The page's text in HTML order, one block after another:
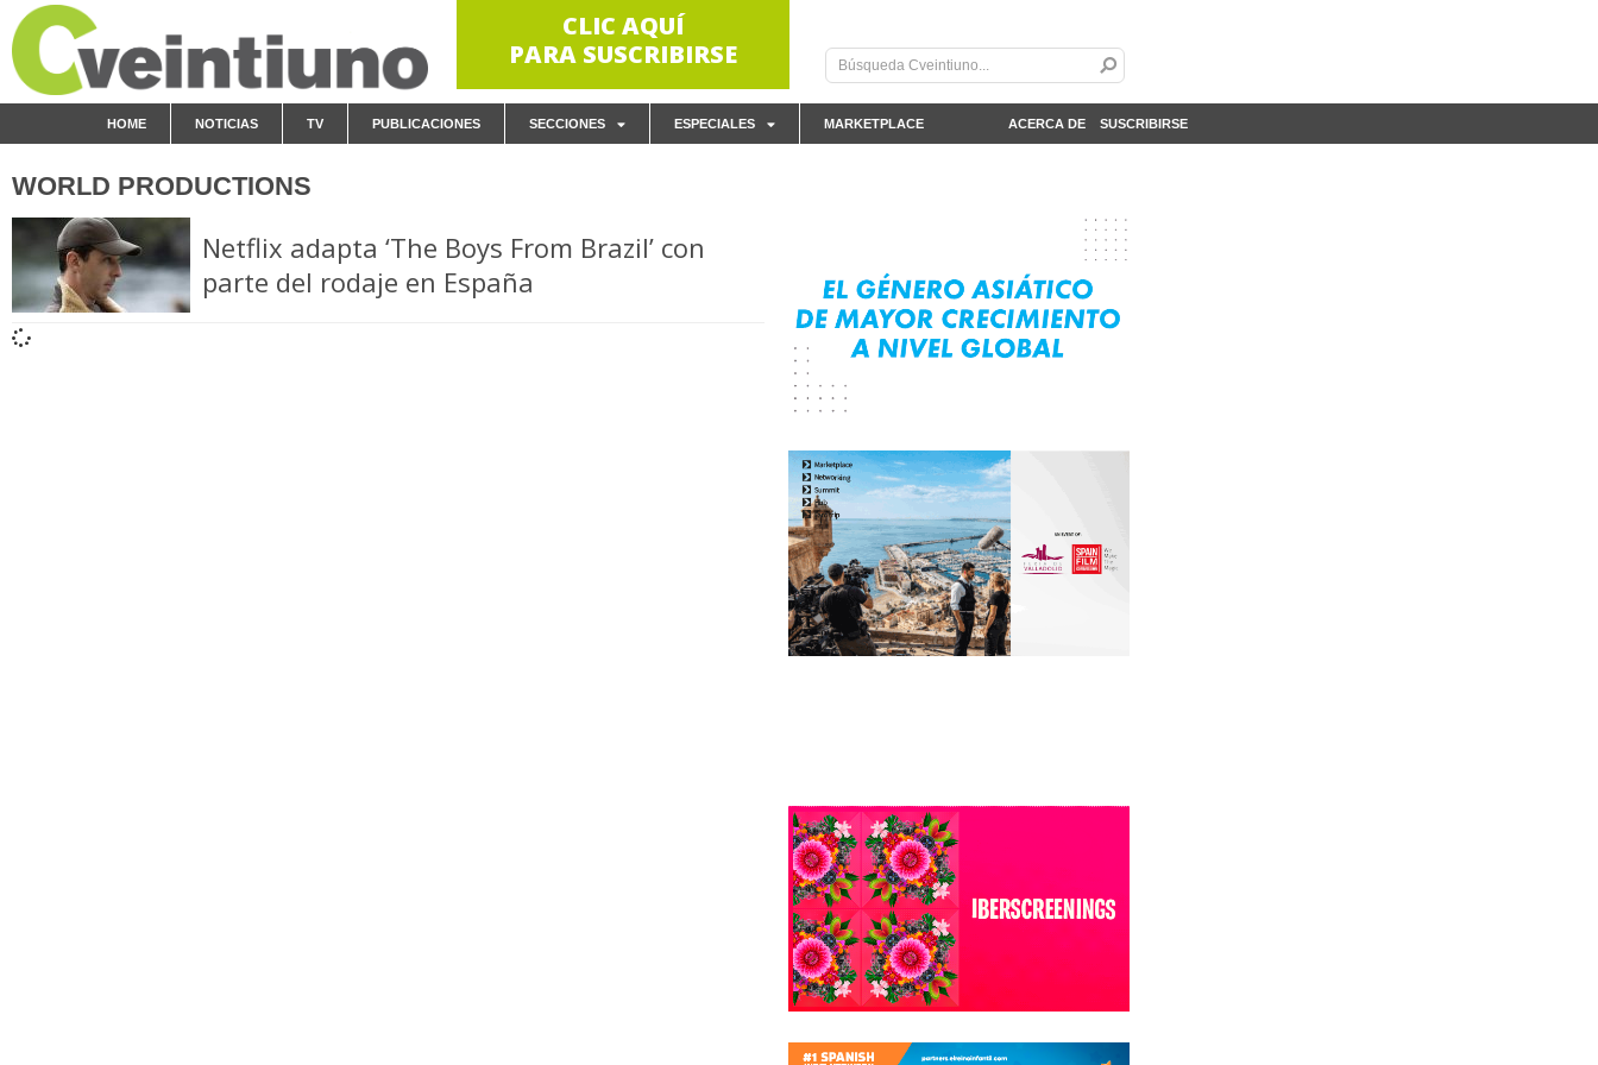
CLIC AQUÍ
PARA SUSCRIBIRSE
ACERCA DE
HOME NOTICIAS TV PUBLICACIONES SECCIONES ESPECIALES MARKETPLACE SUSCRIBIRSE
WORLD PRODUCTIONS
Netflix adapta ‘The Boys From Brazil’ con
parte del rodaje en España